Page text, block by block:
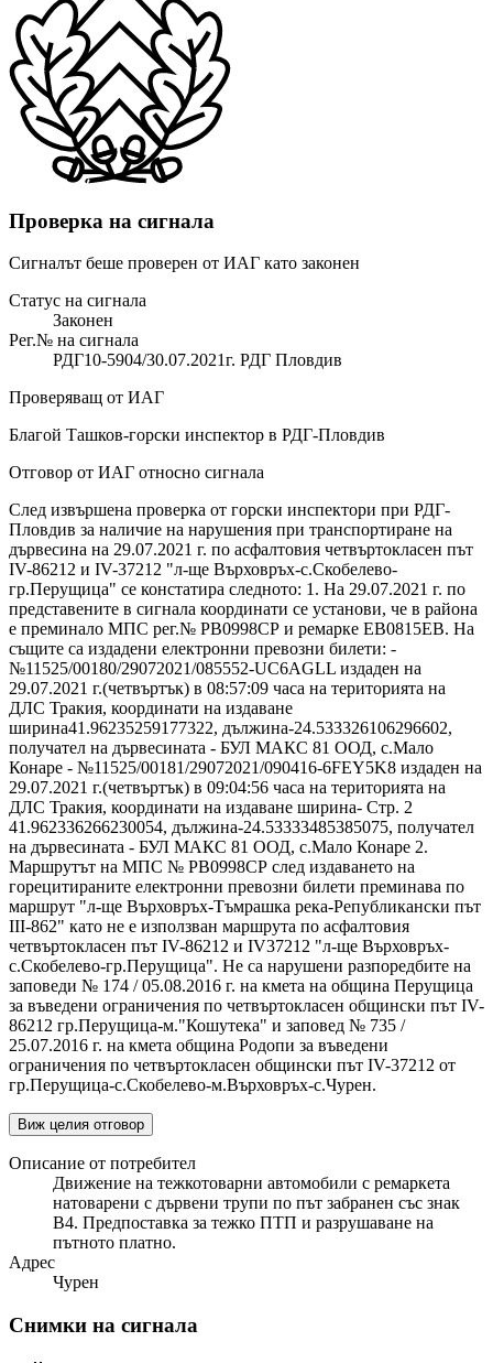
Проверка на сигнала
Сигналът беше проверен от ИАГ като законен
Статус на сигнала
Законен
Рег.№ на сигнала
РДГ10-5904/30.07.2021г. РДГ Пловдив
Проверяващ от ИАГ
Благой Ташков-горски инспектор в РДГ-Пловдив
Отговор от ИАГ относно сигнала
След извършена проверка от горски инспектори при РДГ-
Пловдив за наличие на нарушения при транспортиране на
дървесина на 29.07.2021 г. по асфалтовия четвъртокласен път
ІV-86212 и ІV-37212 "л-ще Върховръх-с.Скобелево-
гр.Перущица" се констатира следното: 1. На 29.07.2021 г. по
представените в сигнала координати се установи, че в района
е преминало МПС рег.№ РВ0998СР и ремарке ЕВ0815ЕВ. На
същите са издадени електронни превозни билети: -
№11525/00180/29072021/085552-UC6AGLL издаден на
29.07.2021 г.(четвъртък) в 08:57:09 часа на територията на
ДЛС Тракия, координати на издаване
ширина41.96235259177322, дължина-24.533326106296602,
получател на дървесината - БУЛ МАКС 81 ООД, с.Мало
Конаре - №11525/00181/29072021/090416-6FEY5K8 издаден на
29.07.2021 г.(четвъртък) в 09:04:56 часа на територията на
ДЛС Тракия, координати на издаване ширина- Стр. 2
41.962336266230054, дължина-24.53333485385075, получател
на дървесината - БУЛ МАКС 81 ООД, с.Мало Конаре 2.
Маршрутът на МПС № РВ0998СР след издаването на
горецитираните електронни превозни билети преминава по
маршрут "л-ще Върховръх-Тъмрашка река-Републикански път
ІІІ-862" като не е използван маршрута по асфалтовия
четвъртокласен път ІV-86212 и ІV37212 "л-ще Върховръх-
с.Скобелево-гр.Перущица". Не са нарушени разпоредбите на
заповеди № 174 / 05.08.2016 г. на кмета на община Перущица
за въведени ограничения по четвъртокласен общински път ІV-
86212 гр.Перущица-м."Кошутека" и заповед № 735 /
25.07.2016 г. на кмета община Родопи за въведени
ограничения по четвъртокласен общински път ІV-37212 от
гр.Перущица-с.Скобелево-м.Върховръх-с.Чурен.
Виж целия отговор
Описание от потребител
Движение на тежкотоварни автомобили с ремаркета
натоварени с дървени трупи по път забранен със знак
B4. Предпоставка за тежко ПТП и разрушаване на
пътното платно.
Адрес
Чурен
Снимки на сигнала